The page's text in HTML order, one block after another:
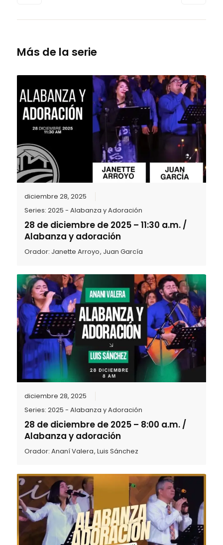
Más de la serie
diciembre 28, 2025
Series:2025 - Alabanza y Adoración
28 de diciembre de 2025 – 11:30 a.m. /
Alabanza y adoración
Orador: Janette Arroyo, Juan García
diciembre 28, 2025
Series:2025 - Alabanza y Adoración
28 de diciembre de 2025 – 8:00 a.m. /
Alabanza y adoración
Orador:Ananí Valera,Luis Sánchez